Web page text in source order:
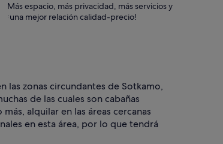
Más espacio, más privacidad, más servicios y
¡una mejor relación calidad-precio!
las zonas circundantes de Sotkamo,
de las cuales son cabañas
alquilar en las áreas cercanas
en esta área, por lo que tendrá